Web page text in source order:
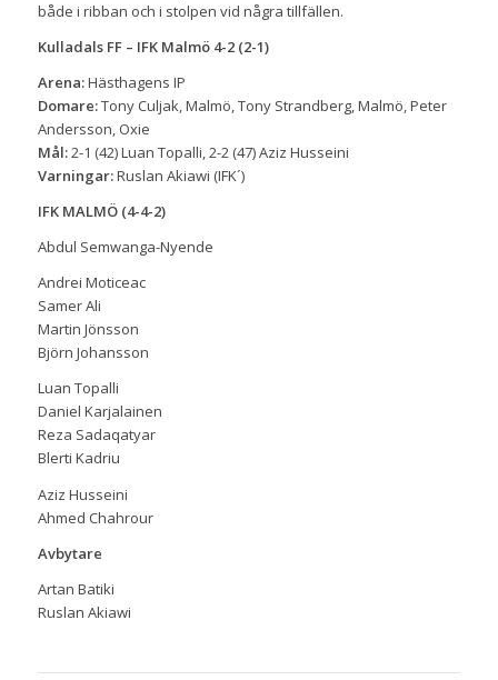
både i ribban och i stolpen vid några tillfällen.
Kulladals FF – IFK Malmö 4-2 (2-1)
Arena:Hästhagens IP
Domare:Tony Culjak, Malmö, Tony Strandberg, Malmö, Peter
Andersson, Oxie
Mål:2-1 (42) Luan Topalli, 2-2 (47) Aziz Husseini
Varningar:Ruslan Akiawi (IFK´)
IFK MALMÖ (4-4-2)
Abdul Semwanga-Nyende
Andrei Moticeac
Samer Ali
Martin Jönsson
Björn Johansson
Luan Topalli
Daniel Karjalainen
Reza Sadaqatyar
Blerti Kadriu
Aziz Husseini
Ahmed Chahrour
Avbytare
Artan Batiki
Ruslan Akiawi